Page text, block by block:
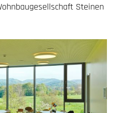
Steinen